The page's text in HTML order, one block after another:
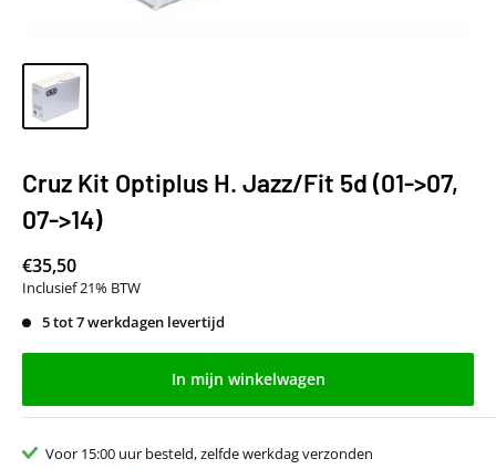
Cruz Kit Optiplus H. Jazz/Fit 5d (01->07,
07->14)
€35,50
Inclusief 21% BTW
5 tot 7 werkdagen levertijd
In mijn winkelwagen
Voor 15:00 uur besteld, zelfde werkdag verzonden